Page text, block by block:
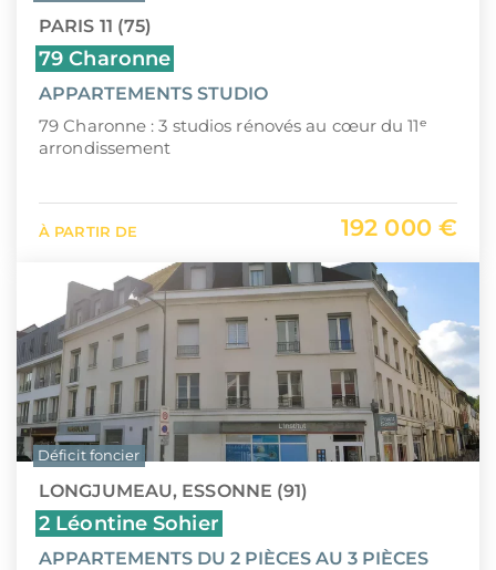
PARIS 11 (75)
79 Charonne
APPARTEMENTS STUDIO
79 Charonne : 3 studios rénovés au cœur du 11ᵉ
arrondissement
À PARTIR DE 192 000 €
LONGJUMEAU, ESSONNE (91)
2 Léontine Sohier
APPARTEMENTS DU 2 PIÈCES AU 3 PIÈCES
Déficit foncier